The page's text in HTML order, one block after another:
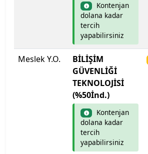
Türk Hava Kurumu Üniversitesi
Türk-Alman Üniversitesi
Ufuk Üniversitesi
Uluslararası Balkan Üniversitesi
Uluslararası Final Üniversitesi
Uluslararası Kıbrıs Üniversitesi
Kontenjan
dolana kadar
tercih
yapabilirsiniz
Meslek Y.O.
BİLİŞİM
GÜVENLİĞİ
TEKNOLOJİSİ
(%50İnd.)
Kontenjan
dolana kadar
tercih
yapabilirsiniz